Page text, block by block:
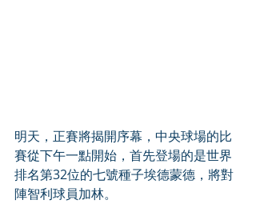
明天，正賽將揭開序幕，中央球場的比
賽從下午一點開始，首先登場的是世界
排名第32位的七號種子埃德蒙德，將對
陣智利球員加林。